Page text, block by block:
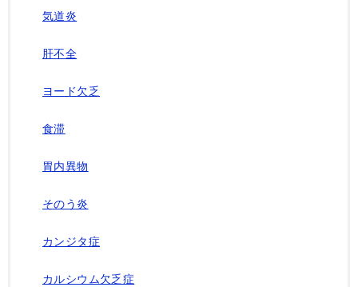
気道炎
肝不全
ヨード欠乏
食滞
胃内異物
そのう炎
カンジタ症
カルシウム欠乏症